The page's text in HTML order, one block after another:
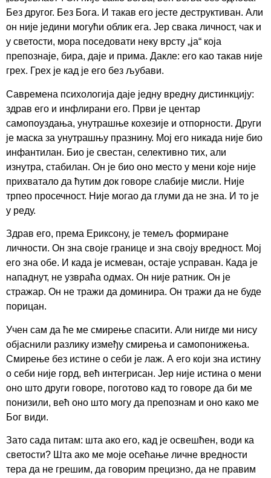
Без другог. Без Бога. И такав его јесте деструктиван. Али
он није једини могући облик ега. Јер свака личност, чак и
у светости, мора поседовати неку врсту „ја“ која
препознаје, бира, даје и прима. Дакле: его као такав није
грех. Грех је кад је его без љубави.
Савремена психологија даје једну вредну дистинкцију:
здрав его и инфлирани его. Први је центар
самопоуздања, унутрашње кохезије и отпорности. Други
је маска за унутрашњу празнину. Мој его никада није био
инфантилан. Био је свестан, селективно тих, али
изнутра, стабилан. Он је био оно место у мени које није
прихватало да ћутим док говоре слабије мисли. Није
трпео просечност. Није могао да глуми да не зна. И то је
у реду.
Здрав его, према Ериксону, је темељ формиране
личности. Он зна своје границе и зна своју вредност. Мој
его зна обе. И када је исмеван, остаје усправан. Када је
нападнут, не узвраћа одмах. Он није ратник. Он је
стражар. Он не тражи да доминира. Он тражи да не буде
порицан.
Учен сам да ће ме смирење спасити. Али нигде ми нису
објаснили разлику између смирења и самопонижења.
Смирење без истине о себи је лаж. А его који зна истину
о себи није горд, већ интегрисан. Јер није истина о мени
оно што други говоре, поготово кад то говоре да би ме
понизили, већ оно што могу да препознам и оно како ме
Бог види.
Зато сада питам: шта ако его, кад је освешћен, води ка
светости? Шта ако ме моје осећање личне вредности
тера да не грешим, да говорим прецизно, да не правим